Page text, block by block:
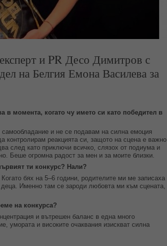
и PR Десо Димитров с
на Белгия Емона Василева за
в момента, когато чу името си като победител в
и не се подавам на силна емоция
контролирам реакцията си, защото на сцена е важно
след като приключи всичко, слязох от подиума и
Беше огромна радост за мен и за моите близки.
ти конкурс? Нали?
бях на 5–6 години, родителите ми ме записаха
Именно там се зароди любовта ми към сцената,
на конкурса?
и вътрешен баланс в една много
умората и високите очаквания изискват силна